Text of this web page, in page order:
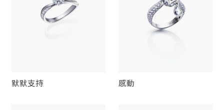
默默支持 感動